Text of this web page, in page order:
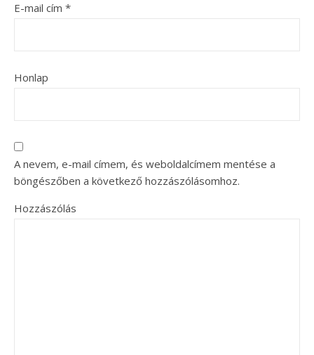
E-mail cím *
Honlap
A nevem, e-mail címem, és weboldalcímem mentése a
böngészőben a következő hozzászólásomhoz.
Hozzászólás